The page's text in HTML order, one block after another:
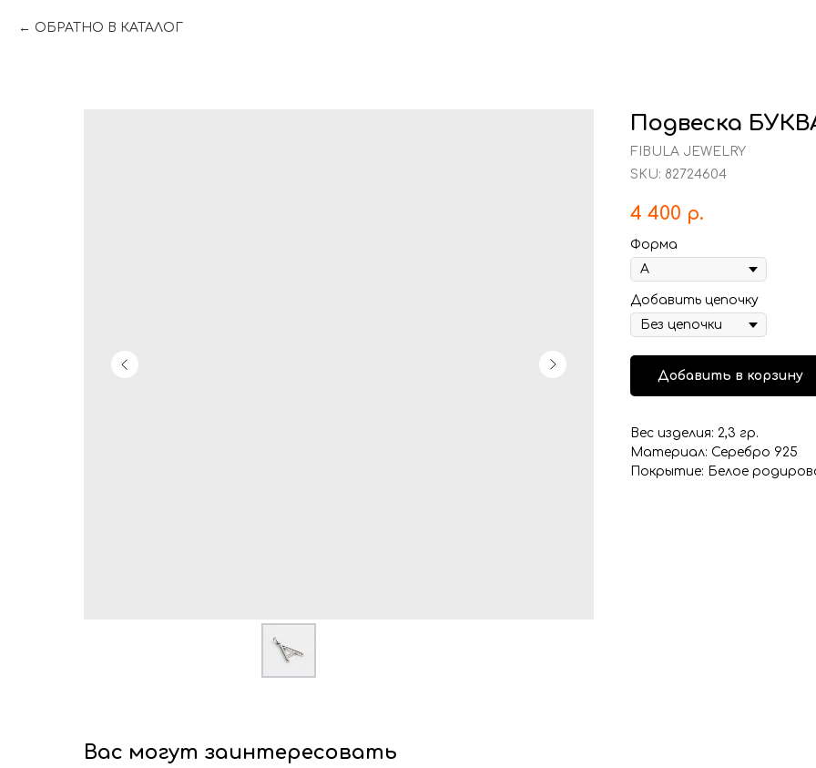
ОБРАТНО В КАТАЛОГ
Подвеска
FIBULA JEWELRY
SKU: 82724604
4 400 р.
Форма
Добавить цепочку
Добавить в корзину
Вес изделия: 2,3 гр.
Материал: Серебро 925
Покрытие: Белое
Вас могут заинтересовать